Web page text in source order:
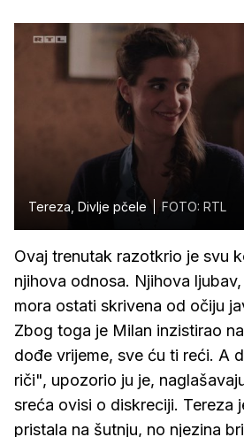
Tereza, Divlje pčele FOTO: RTL
Ovaj trenutak razotkrio je svu
njihova odnosa. Njihova
mora ostati skrivena od očiju
Zbog toga je Milan inzistirao
dođe vrijeme, sve ću ti reći. A
riči", upozorio ju je,
sreća ovisi o diskreciji. Tereza
pristala na šutnju, no njezina